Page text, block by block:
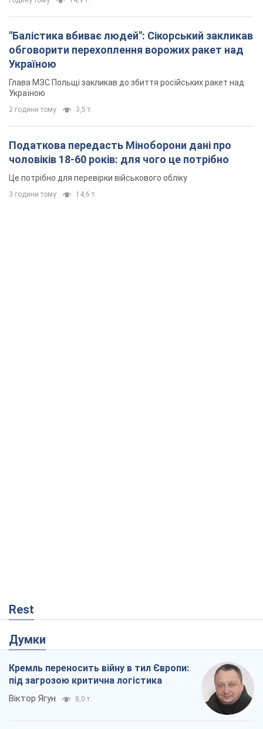
"Балістика вбиває людей": Сікорський закликав
обговорити перехоплення ворожих ракет над
Україною
Глава МЗС Польщі закликав до збиття російських ракет над
Україною
2 години тому 3,5 т.
Податкова передасть Міноборони дані про
чоловіків 18-60 років: для чого це потрібно
Це потрібно для перевірки військового обліку
3 години тому 14,6 т.
Rest
Думки
Кремль переносить війну в тил Європи:
під загрозою критична логістика
Віктор Ягун 8,0 т.